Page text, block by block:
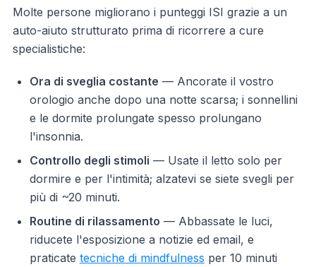
Molte persone migliorano i punteggi ISI grazie a un
auto-aiuto strutturato prima di ricorrere a cure
specialistiche:
Ora di sveglia costante — Ancorate il vostro
orologio anche dopo una notte scarsa; i sonnellini
e le dormite prolungate spesso prolungano
l'insonnia.
Controllo degli stimoli — Usate il letto solo per
dormire e per l'intimità; alzatevi se siete svegli per
più di ~20 minuti.
Routine di rilassamento — Abbassate le luci,
riducete l'esposizione a notizie ed email, e
praticate tecniche di mindfulness per 10 minuti